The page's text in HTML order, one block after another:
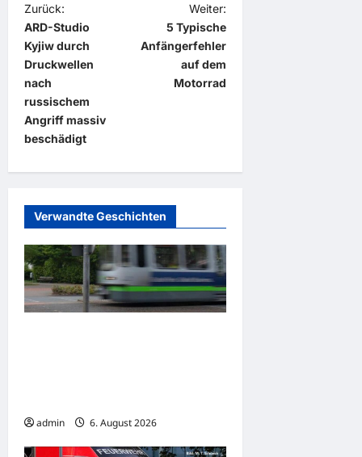
B
e
i
t
r
a
n
v
i
g
Zurück:
ARD-Studio
Kyjiw durch
Druckwellen
nach
russischem
Angriff massiv
beschädigt
Weiter:
5 Typische
Anfängerfehler
auf dem
Motorrad
Verwandte Geschichten
admin 6. August 2026